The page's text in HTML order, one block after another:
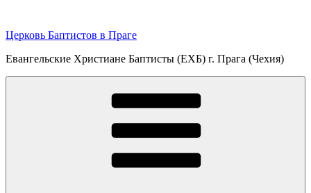
содержимому
Церковь Баптистов в Праге
Евангельские Христиане Баптисты (ЕХБ) г. Прага (Чехия)